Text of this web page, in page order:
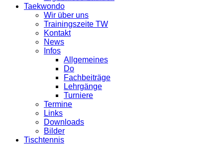
Taekwondo
Wir über uns
Trainingszeite TW
Kontakt
News
Infos
Allgemeines
Do
Fachbeiträge
Lehrgänge
Turniere
Termine
Links
Downloads
Bilder
Tischtennis